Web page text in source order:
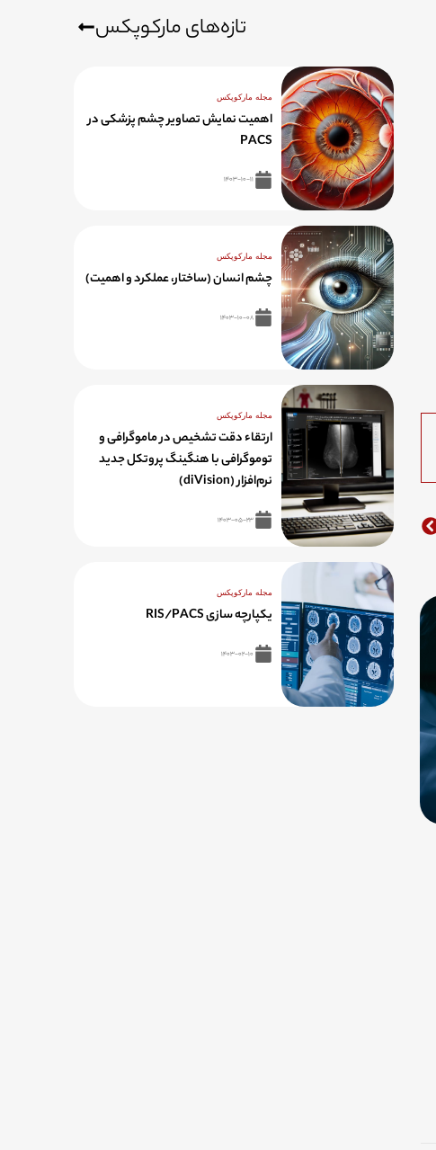
تازه‌های مارکوپکس
مجله مارکوپکس
اهمیت نمایش تصاویر چشم پزشکی در
PACS
مجله مارکوپکس
چشم انسان (ساختار، عملکرد و اهمیت)
مجله مارکوپکس
ارتقاء دقت تشخیص در ماموگرافی و
توموگرافی با هنگینگ پروتکل جدید
نرم‌افزار (diVision)
مجله مارکوپکس
یکپارچه سازی RIS/PACS